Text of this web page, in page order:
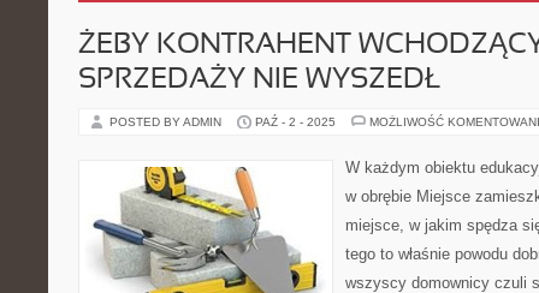
ŻEBY KONTRAHENT
SPRZEDAŻY NIE WYSZEDŁ
POSTED BY ADMIN PAŹ - 2 - 2025 MOŻLIWOŚĆ
W każdym obiektu
w obrębie Miejsce
miejsce, w jakim spędza
tego to właśnie powodu
wszyscy domownicy czuli